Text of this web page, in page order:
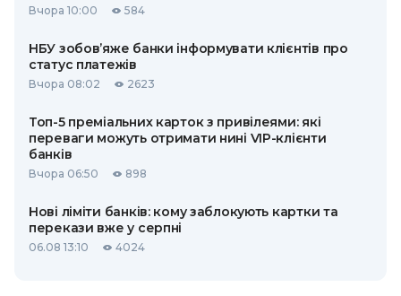
Вчора 10:00 584
НБУ зобов’яже банки інформувати клієнтів про
статус платежів
Вчора 08:02 2623
Топ-5 преміальних карток з привілеями: які
переваги можуть отримати нині VIP-клієнти
банків
Вчора 06:50 898
Нові ліміти банків: кому заблокують картки та
перекази вже у серпні
06.08 13:10 4024